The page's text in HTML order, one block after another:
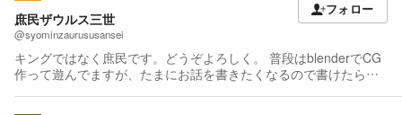
庶民ザウルス三世
@syominzaurususansei
キングではなく庶民です。どうぞよろしく。 普段はblenderでCG
作って遊んでますが、たまにお話を書きたくなるので書けたら投
フォロー